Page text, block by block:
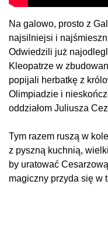
Na galowo, prosto z
najsilniejsi i
Odwiedzili już
Kleopatrze w
popijali herbatkę z
Olimpiadzie i
oddziałom Juliusza
Tym razem ruszą w
z pyszną kuchnią,
by uratować
magiczny przyda się w